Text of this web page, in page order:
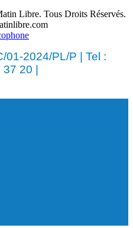
Libre. Tous Droits Réservés.
01-2024/PL/P | Tel :
37 20 |